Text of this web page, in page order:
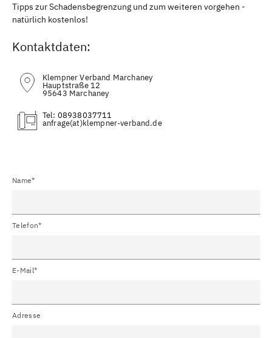
Tipps zur Schadensbegrenzung und zum weiteren vorgehen -
natürlich kostenlos!
Kontaktdaten:
Klempner Verband Marchaney
Hauptstraße 12
95643 Marchaney
Tel: 08938037711
(at)
Name*
Telefon*
E-Mail*
Adresse